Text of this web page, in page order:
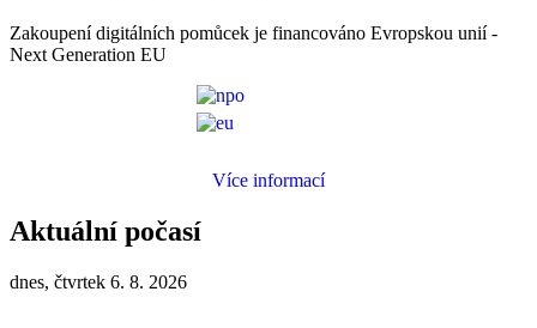
Zakoupení digitálních pomůcek je financováno Evropskou unií -
Next Generation EU
Více informací
Aktuální počasí
dnes, čtvrtek 6. 8. 2026